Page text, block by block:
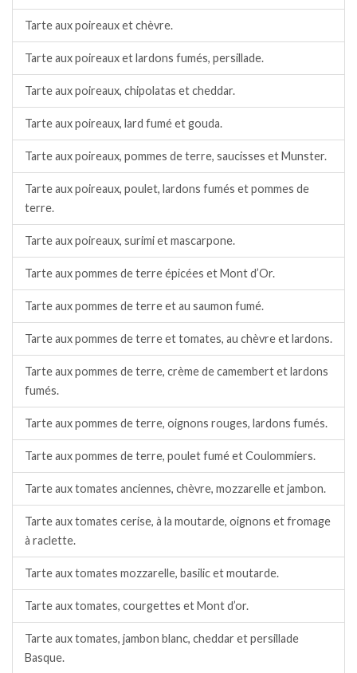
Tarte aux poireaux et chèvre.
Tarte aux poireaux et lardons fumés, persillade.
Tarte aux poireaux, chipolatas et cheddar.
Tarte aux poireaux, lard fumé et gouda.
Tarte aux poireaux, pommes de terre, saucisses et Munster.
Tarte aux poireaux, poulet, lardons fumés et pommes de
terre.
Tarte aux poireaux, surimi et mascarpone.
Tarte aux pommes de terre épicées et Mont d’Or.
Tarte aux pommes de terre et au saumon fumé.
Tarte aux pommes de terre et tomates, au chèvre et lardons.
Tarte aux pommes de terre, crème de camembert et lardons
fumés.
Tarte aux pommes de terre, oignons rouges, lardons fumés.
Tarte aux pommes de terre, poulet fumé et Coulommiers.
Tarte aux tomates anciennes, chèvre, mozzarelle et jambon.
Tarte aux tomates cerise, à la moutarde, oignons et fromage
à raclette.
Tarte aux tomates mozzarelle, basilic et moutarde.
Tarte aux tomates, courgettes et Mont d’or.
Tarte aux tomates, jambon blanc, cheddar et persillade
Basque.